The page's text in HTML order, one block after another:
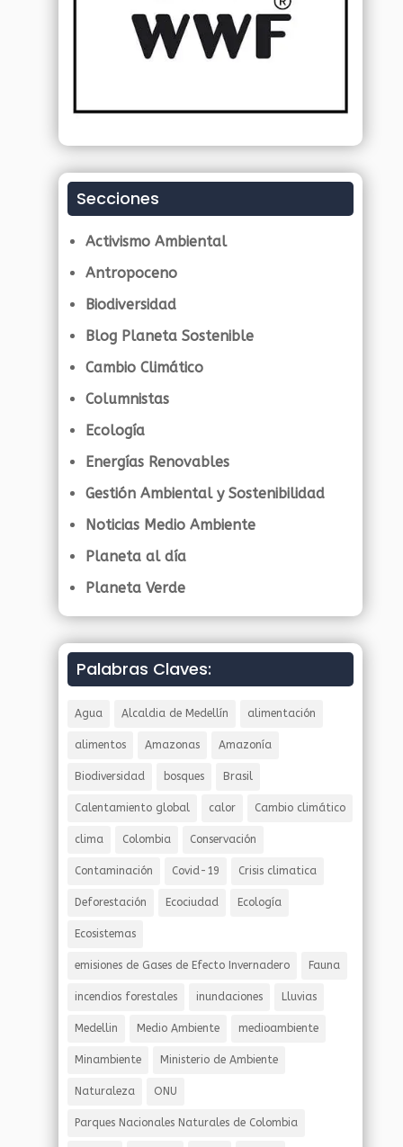
Secciones
Activismo Ambiental
Antropoceno
Biodiversidad
Blog Planeta Sostenible
Cambio Climático
Columnistas
Ecología
Energías Renovables
Gestión Ambiental y Sostenibilidad
Noticias Medio Ambiente
Planeta al día
Planeta Verde
Palabras Claves:
Agua Alcaldia de Medellín alimentación
alimentos Amazonas Amazonía
Biodiversidad bosques Brasil
Calentamiento global calor Cambio climático
clima Colombia Conservación
Contaminación Covid-19 Crisis climatica
Deforestación Ecociudad Ecología
Ecosistemas
emisiones de Gases de Efecto Invernadero Fauna
incendios forestales inundaciones Lluvias
Medellin Medio Ambiente medioambiente
Minambiente Ministerio de Ambiente
Naturaleza ONU
Parques Nacionales Naturales de Colombia